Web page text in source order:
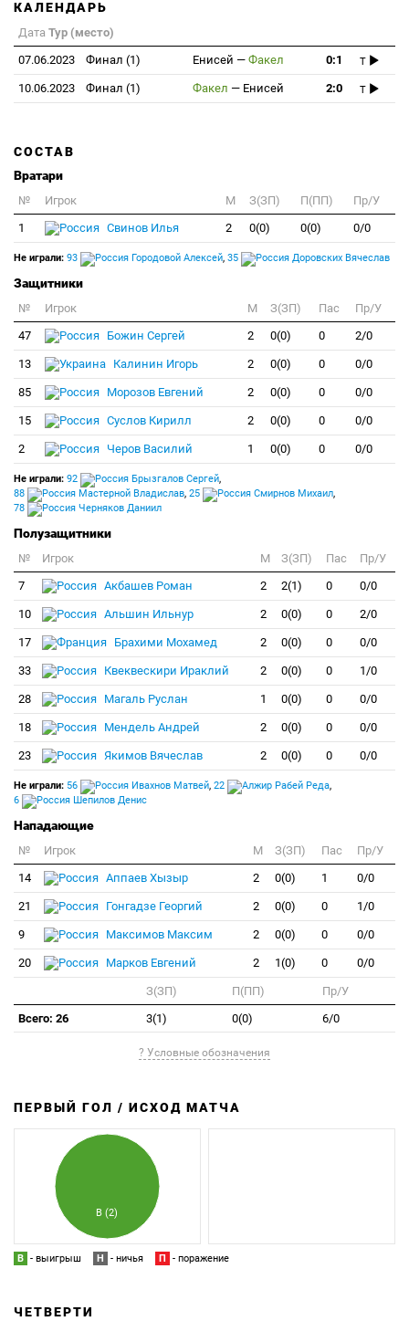
КАЛЕНДАРЬ
Дата Тур (место)
07.06.2023
Финал (1) Енисей — Факел 0:1 T
10.06.2023 Финал (1) Факел — Енисей 2:0 T
СОСТАВ
Вратари
№ Игрок M З(ЗП) П(ПП)
Пр/У
1
Свинов Илья 2 0(0) 0(0) 0/0
Не играли: 93 Городовой Алексей, 35 Доровских Вячеслав
Защитники
№ Игрок M З(ЗП) Пас
Пр/У
47
Божин Сергей 2 0(0) 0 2/0
13 Калинин Игорь 2 0(0) 0 0/0
85 Морозов Евгений 2 0(0) 0 0/0
15 Суслов Кирилл 2 0(0) 0 0/0
2 Черов Василий 1 0(0) 0 0/0
Не играли: 92 Брызгалов Сергей,
88
Мастерной Владислав, 25 Смирнов Михаил,
78
Черняков Даниил
Полузащитники
№ Игрок M З(ЗП) Пас
Пр/У
7
Акбашев Роман 2 2(1) 0 0/0
10 Альшин Ильнур 2 0(0) 0 2/0
17 Брахими Мохамед 2 0(0) 0 0/0
33 Квеквескири Ираклий 2 0(0) 0 1/0
28 Магаль Руслан 1 0(0) 0 0/0
18 Мендель Андрей 2 0(0) 0 0/0
23 Якимов Вячеслав 2 0(0) 0 0/0
Не играли: 56 Ивахнов Матвей, 22 Рабей Реда,
6
Шепилов Денис
Нападающие
№ Игрок M З(ЗП) Пас
Пр/У
14
Аппаев Хызыр 2 0(0) 1 0/0
21 Гонгадзе Георгий 2 0(0) 0 1/0
9 Максимов Максим 2 0(0) 0 0/0
20 Марков Евгений 2 1(0) 0 0/0
З(ЗП) П(ПП)
Пр/У
Всего: 26
3(1) 0(0) 6/0
? Условные обозначения
ПЕРВЫЙ ГОЛ / ИСХОД МАТЧА
В (2)
В - выигрыш Н - ничья П - поражение
ЧЕТВЕРТИ